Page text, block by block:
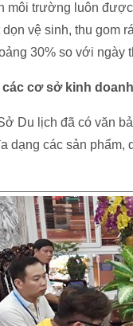
môi trường luôn
dọn vệ sinh, thu
30% so với ngày
cơ sở kinh doanh
Du lịch đã có văn
dạng các sản